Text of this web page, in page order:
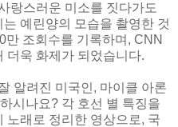
랑스러운 미소를 짓다가도
예린양의 모습을 촬영한 것
만 조회수를 기록하며, CNN
더욱 화제가 되었습니다.
알려진 미국인, 마이클 아론
시나요? 각 호선 별 특징을
노래로 정리한 영상으로, 국